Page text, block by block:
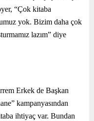
“Çok kitaba
yok. Bizim daha çok
lazım” diye
Erkek de Başkan
kampanyasından
ihtiyaç var. Bundan